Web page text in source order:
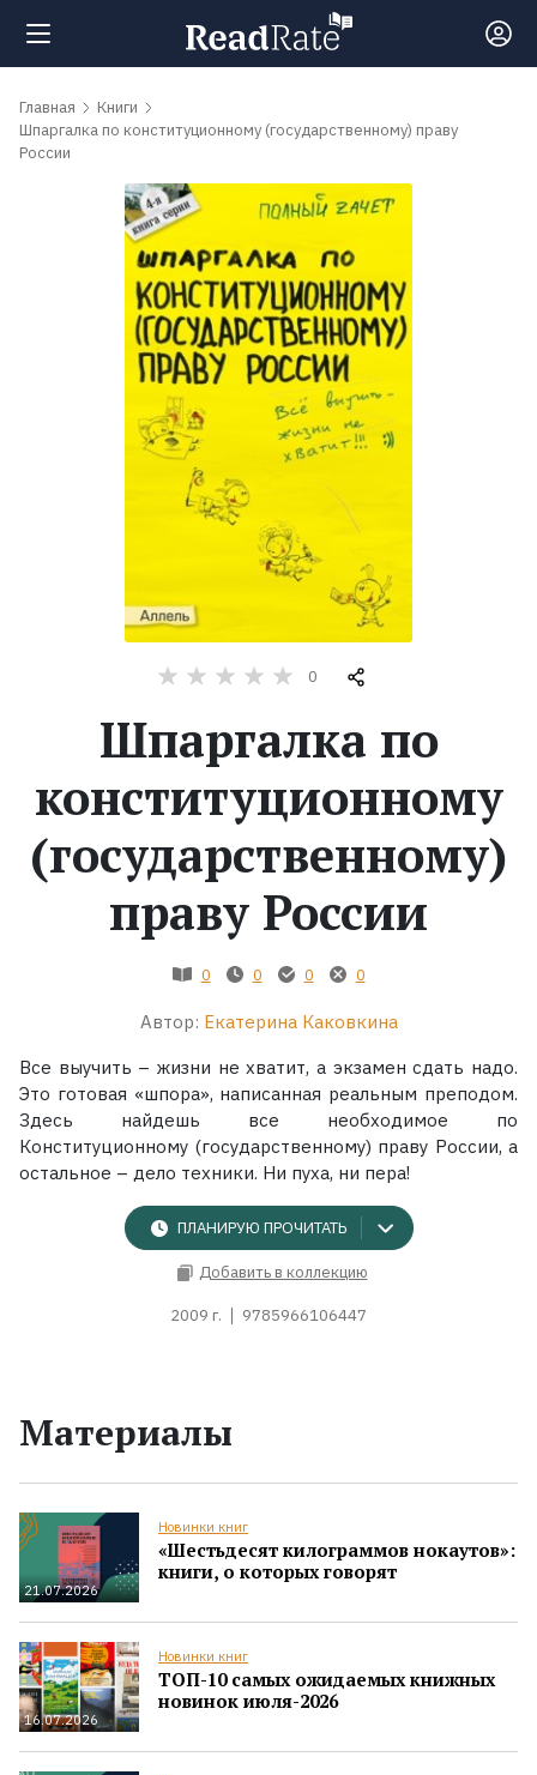
Поиск
обсуждаемые
Экранизации
Коллекции
Главная
Книги
Шпаргалка по конституционному (государственному) праву
России
0
Шпаргалка по
конституционному
(государственному)
праву России
0 0 0 0
Автор: Екатерина Каковкина
Все выучить – жизни не хватит, а экзамен сдать надо.
Это готовая «шпора», написанная реальным преподом.
Здесь найдешь все необходимое по
Конституционному (государственному) праву России, а
остальное – дело техники. Ни пуха, ни пера!
ПЛАНИРУЮ ПРОЧИТАТЬ
Добавить в коллекцию
2009 г. 9785966106447
Материалы
21.07.2026
Новинки книг
«Шестьдесят килограммов нокаутов»:
книги, о которых говорят
16.07.2026
Новинки книг
ТОП-10 самых ожидаемых книжных
новинок июля-2026